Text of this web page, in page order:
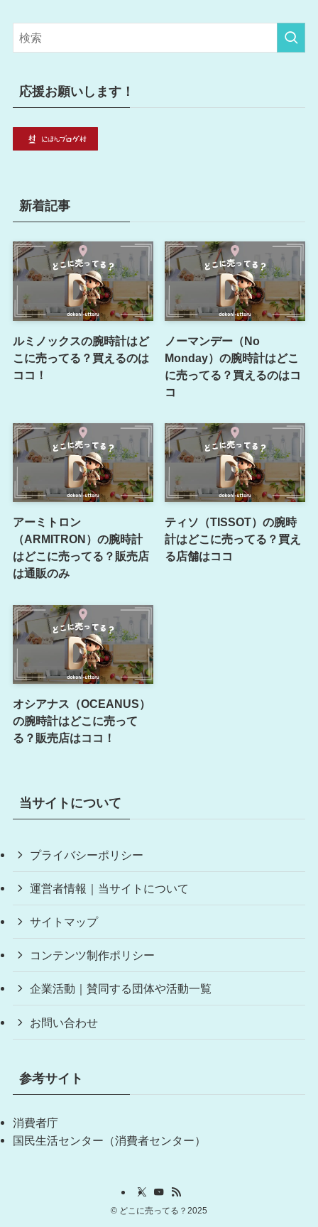
リ
ー
応援お願いします！
新着記事
ルミノックスの腕時計はど
こに売ってる？買えるのは
ココ！
ノーマンデー（No
Monday）の腕時計はどこ
に売ってる？買えるのはコ
コ
アーミトロン
（ARMITRON）の腕時計
はどこに売ってる？販売店
は通販のみ
ティソ（TISSOT）の腕時
計はどこに売ってる？買え
る店舗はココ
オシアナス（OCEANUS）
の腕時計はどこに売って
る？販売店はココ！
当サイトについて
プライバシーポリシー
運営者情報｜当サイトについて
サイトマップ
コンテンツ制作ポリシー
企業活動｜賛同する団体や活動一覧
お問い合わせ
参考サイト
消費者庁
国民生活センター（消費者センター）
© どこに売ってる？2025